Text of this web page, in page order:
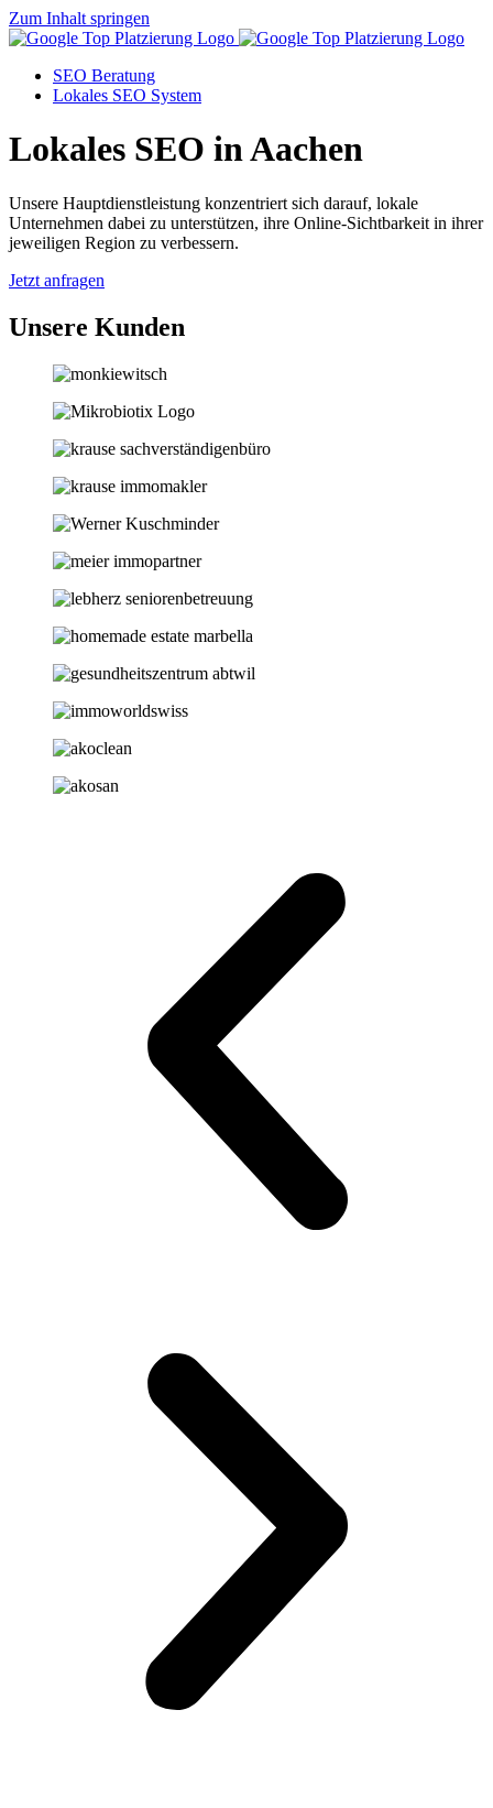
Zum Inhalt springen
SEO Beratung
Lokales SEO System
Lokales SEO in Aachen
Unsere Hauptdienstleistung konzentriert sich darauf, lokale
Unternehmen dabei zu unterstützen, ihre Online-Sichtbarkeit in ihrer
jeweiligen Region zu verbessern.
Jetzt anfragen
Unsere Kunden